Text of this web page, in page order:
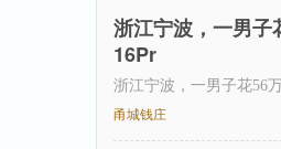
浙江宁波，一男子
16Pr
浙江宁波，一男子花56
机，放在某平台出租，
甬城钱庄